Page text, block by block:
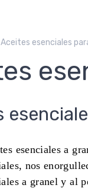
Aceites esenciales
esenciales a
nos
a granel y al